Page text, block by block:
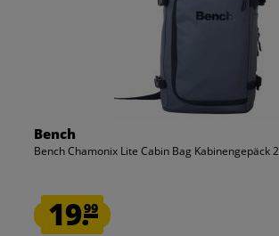
Bench
Bench Chamonix Lite Cabin Bag Kabinengepäck
19.99